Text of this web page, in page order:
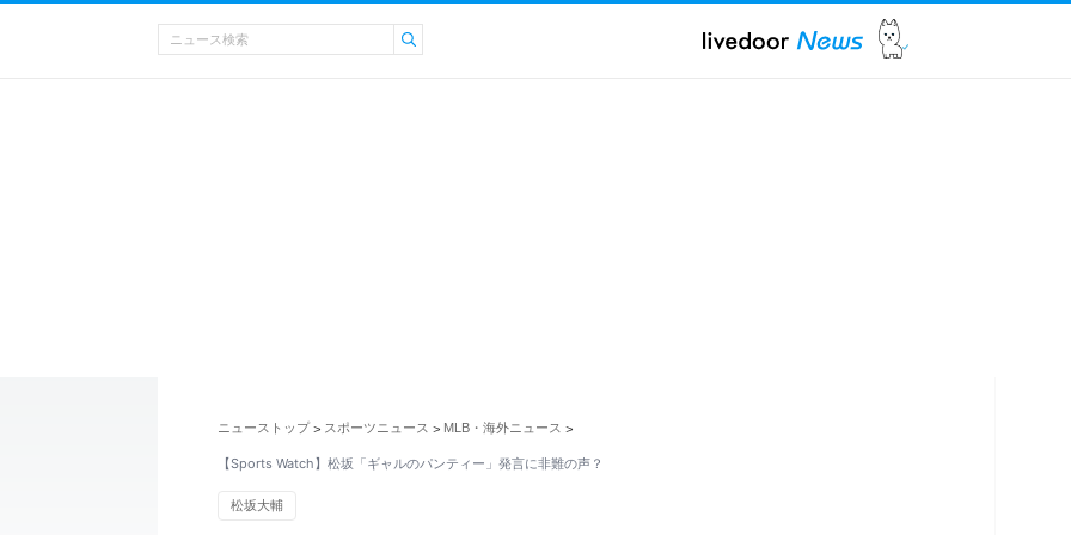
ニューストップ > スポーツニュース > MLB・海外ニュース >
【Sports Watch】松坂「ギャルのパンティー」発言に非難の声？
松坂大輔